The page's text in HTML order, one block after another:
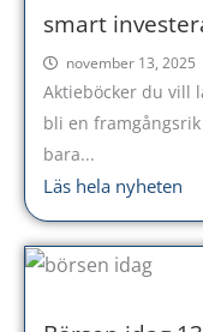
smart
november 13, 2025
Aktieböcker du vill
bli en
bara...
Läs hela nyheten